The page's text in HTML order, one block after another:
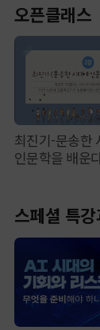
오픈클래스
최진기-문송한
인문학을 배운
스페셜 특